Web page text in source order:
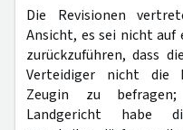
Die Revisionen
Ansicht, es sei nicht auf
zurückzuführen, dass
Verteidiger nicht die
Zeugin zu
Landgericht habe